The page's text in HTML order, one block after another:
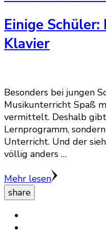
Einige Schüler:
Klavier
Besonders bei jungen
Musikunterricht Spaß
vermittelt. Deshalb
Lernprogramm,
Unterricht. Und der
völlig anders …
Mehr lesen
share